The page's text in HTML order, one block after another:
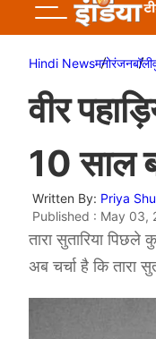
Hindi Newsमनोरंजन
वीर
10 साल
Written By: Priya
Published : May
तारा सुतारिया
अब चर्चा है कि तारा